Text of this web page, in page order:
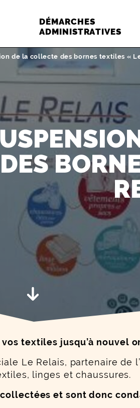
DÉMARCHES
ADMINISTRATIVES
de la collecte des bornes textiles «
DES
Aller au contenu suivant
textiles jusqu’à nouvel
Le Relais, partenaire
linges et chaussures.
et sont donc